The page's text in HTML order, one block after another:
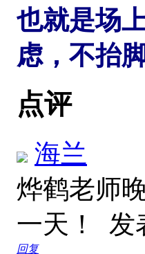
也就是场
虑，不抬
点评
海兰
烨鹤老师
一天！ 发
回复